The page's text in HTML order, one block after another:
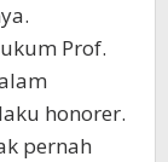
Prof.
honorer.
pernah